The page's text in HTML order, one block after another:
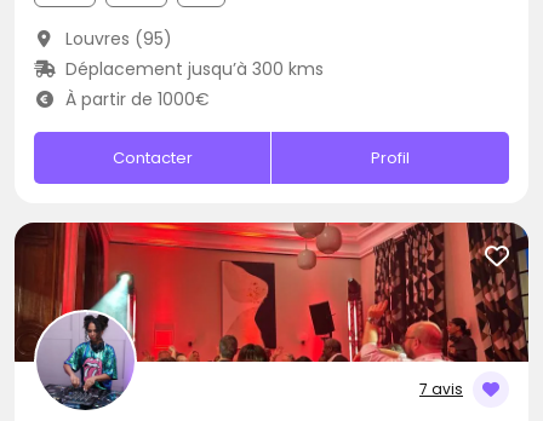
Louvres (95)
Déplacement jusqu’à 300 kms
À partir de 1000€
Contacter Profil
7 avis